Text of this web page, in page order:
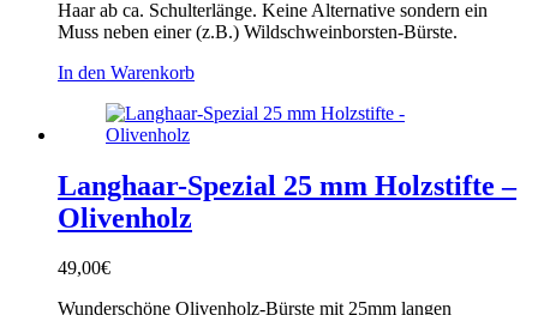
Haar ab ca. Schulterlänge. Keine Alternative sondern ein
Muss neben einer (z.B.) Wildschweinborsten-Bürste.
In den Warenkorb
Langhaar-Spezial 25 mm Holzstifte –
Olivenholz
49,00€
Wunderschöne Olivenholz-Bürste mit 25mm langen